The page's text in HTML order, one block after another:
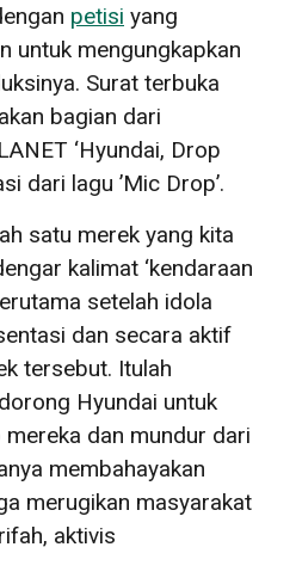
petisi yang
untuk mengungkapkan
Surat terbuka
bagian dari
‘Hyundai, Drop
dari lagu ’Mic Drop’.
satu merek yang kita
kalimat ‘kendaraan
setelah idola
dan secara aktif
tersebut. Itulah
Hyundai untuk
dan mundur dari
membahayakan
merugikan masyarakat
aktivis